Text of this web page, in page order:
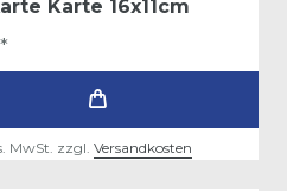
Karte 16x11cm
MwSt. zzgl. Versandkosten